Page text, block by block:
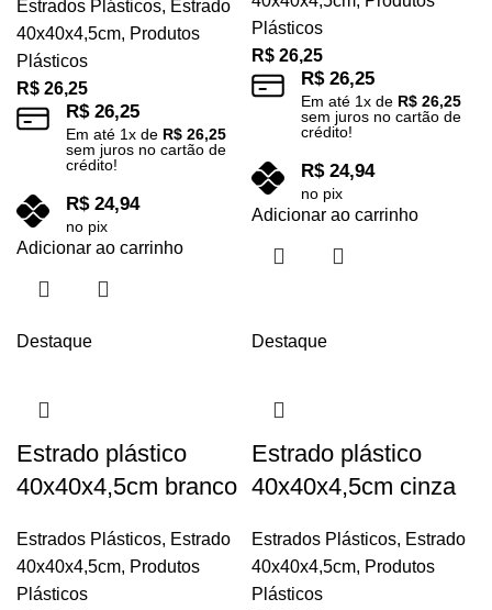
Estrados Plásticos, Estrado
40x40x4,5cm, Produtos
Plásticos
R$ 26,25
R$26,25
Em até 1x de R$ 26,25
sem juros no cartão de
crédito!
R$24,94
no pix
Adicionar ao carrinho
Plásticos
R$ 26,25
R$26,25
Em até 1x de R$ 26,25
sem juros no cartão de
crédito!
R$24,94
no pix
Adicionar ao carrinho
Destaque
Estrado plástico
40x40x4,5cm branco
Estrados Plásticos, Estrado
40x40x4,5cm, Produtos
Plásticos
Destaque
Estrado plástico
40x40x4,5cm cinza
Estrados Plásticos, Estrado
40x40x4,5cm, Produtos
Plásticos